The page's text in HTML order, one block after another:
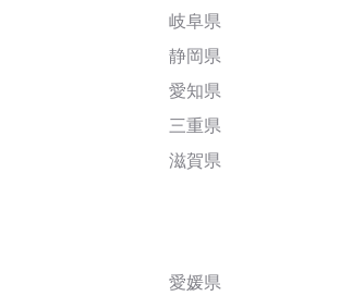
岐阜県
静岡県
愛知県
三重県
滋賀県
愛媛県